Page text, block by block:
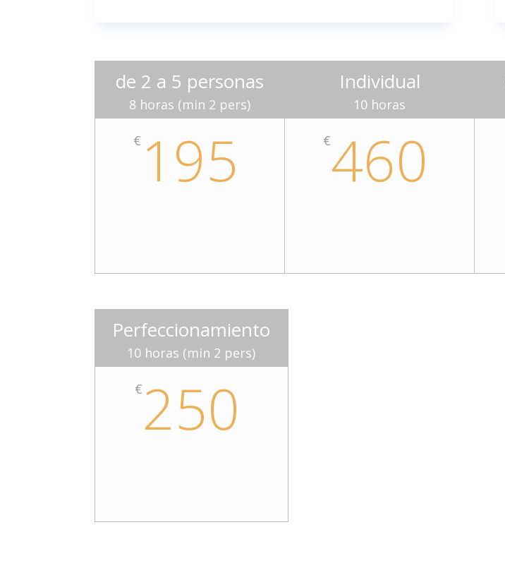
de 2 a 5 personas
8 horas (min 2 pers)
€ 195
Individual
10 horas
€460
Perfeccionamiento
10 horas (min 2 pers)
€ 250